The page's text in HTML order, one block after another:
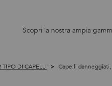
Scopri la nostra ampia
TIPO DI CAPELLI Capelli